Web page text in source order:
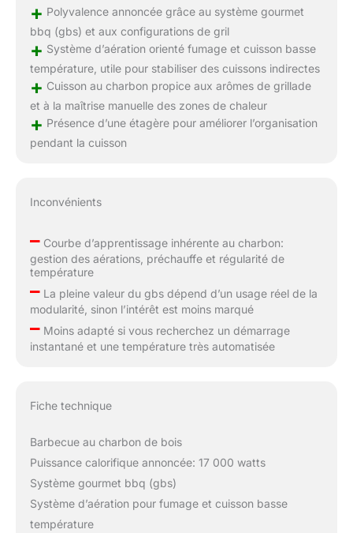
+ Polyvalence annoncée grâce au système gourmet
bbq (gbs) et aux configurations de gril
+ Système d’aération orienté fumage et cuisson basse
température, utile pour stabiliser des cuissons indirectes
+ Cuisson au charbon propice aux arômes de grillade
et à la maîtrise manuelle des zones de chaleur
+ Présence d’une étagère pour améliorer l’organisation
pendant la cuisson
Inconvénients
–Courbe d’apprentissage inhérente au charbon:
gestion des aérations, préchauffe et régularité de
température
–La pleine valeur du gbs dépend d’un usage réel de la
modularité, sinon l’intérêt est moins marqué
–Moins adapté si vous recherchez un démarrage
instantané et une température très automatisée
Fiche technique
Barbecue au charbon de bois
Puissance calorifique annoncée: 17 000 watts
Système gourmet bbq (gbs)
Système d’aération pour fumage et cuisson basse
température